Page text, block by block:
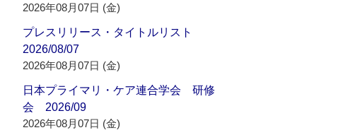
2026年08月07日 (金)
プレスリリース・タイトルリスト
2026/08/07
2026年08月07日 (金)
日本プライマリ・ケア連合学会 研修
会 2026/09
2026年08月07日 (金)